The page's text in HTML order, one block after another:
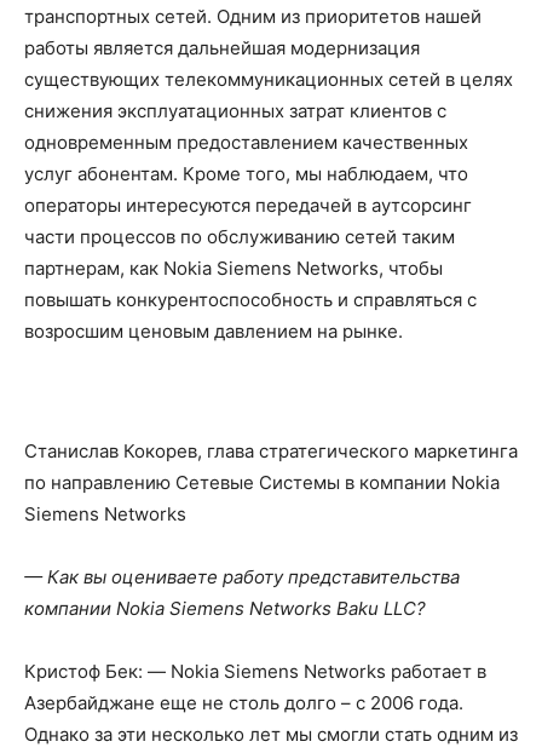
транспортных сетей. Одним из приоритетов нашей
работы является дальнейшая модернизация
существующих телекоммуникационных сетей в целях
снижения эксплуатационных затрат клиентов с
одновременным предоставлением качественных
услуг абонентам. Кроме того, мы наблюдаем, что
операторы интересуются передачей в аутсорсинг
части процессов по обслуживанию сетей таким
партнерам, как Nokia Siemens Networks, чтобы
повышать конкурентоспособность и справляться с
возросшим ценовым давлением на рынке.
Станислав Кокорев, глава стратегического маркетинга
по направлению Сетевые Системы в компании Nokia
Siemens Networks
— Как вы оцениваете работу представительства
компании Nokia Siemens Networks Baku LLC?
Кристоф Бек: — Nokia Siemens Networks работает в
Азербайджане еще не столь долго – с 2006 года.
Однако за эти несколько лет мы смогли стать одним из